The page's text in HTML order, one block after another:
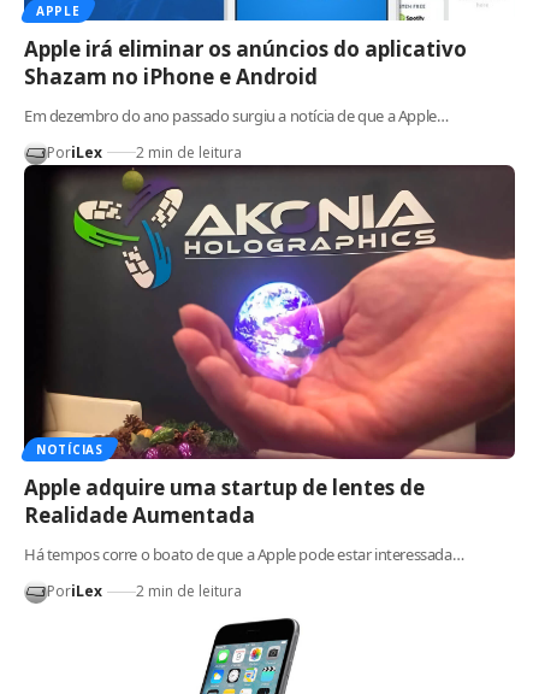
APPLE
Apple irá eliminar os anúncios do aplicativo
Shazam no iPhone e Android
Em dezembro do ano passado surgiu a notícia de que a Apple…
PoriLex 2 min de leitura
NOTÍCIAS
Apple adquire uma startup de lentes de
Realidade Aumentada
Há tempos corre o boato de que a Apple pode estar interessada…
PoriLex 2 min de leitura